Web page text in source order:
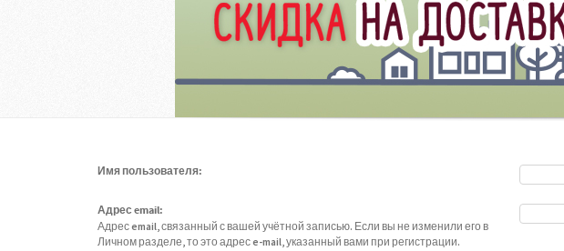
Имя пользователя:
Адрес email:
Адрес email, связанный с вашей учётной записью. Если вы не изменили его в
Личном разделе, то это адрес e-mail, указанный вами при регистрации.